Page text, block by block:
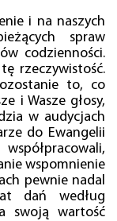
i na naszych
spraw
codzienności.
rzeczywistość.
to, co
i Wasze głosy,
w audycjach
do Ewangelii
wspomnienie
pewnie nadal
dań według
swoją wartość